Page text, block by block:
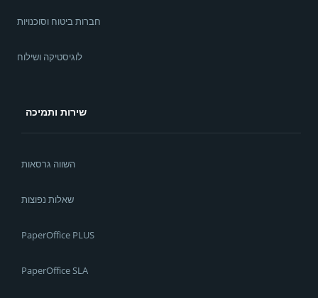
חברות ביטוח וסוכנויות
לוגיסטיקה ושילוח
שירות ותמיכה
השווה גרסאות
שאלות נפוצות
PaperOffice PLUS
PaperOffice SLA